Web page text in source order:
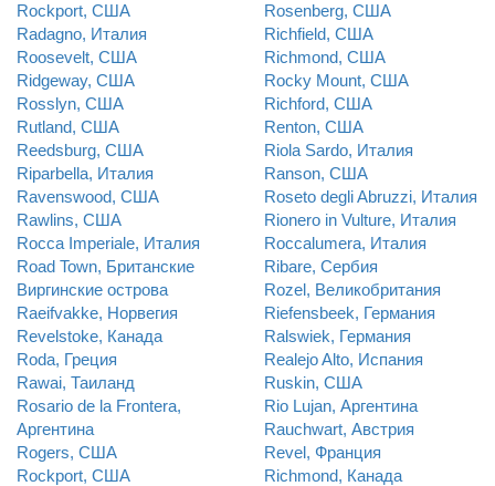
Rockport, США
Rosenberg, США
Radagno, Италия
Richfield, США
Roosevelt, США
Richmond, США
Ridgeway, США
Rocky Mount, США
Rosslyn, США
Richford, США
Rutland, США
Renton, США
Reedsburg, США
Riola Sardo, Италия
Riparbella, Италия
Ranson, США
Ravenswood, США
Roseto degli Abruzzi, Италия
Rawlins, США
Rionero in Vulture, Италия
Rocca Imperiale, Италия
Roccalumera, Италия
Road Town, Британские
Виргинские острова
Ribare, Сербия
Rozel, Великобритания
Raeifvakke, Норвегия
Riefensbeek, Германия
Revelstoke, Канада
Ralswiek, Германия
Roda, Греция
Realejo Alto, Испания
Rawai, Таиланд
Ruskin, США
Rosario de la Frontera,
Аргентина
Rio Lujan, Аргентина
Rauchwart, Австрия
Rogers, США
Revel, Франция
Rockport, США
Richmond, Канада